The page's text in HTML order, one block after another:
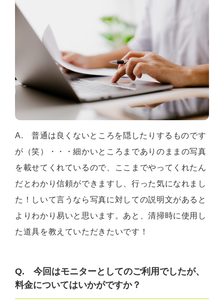
A. 普通は良くないところを隠したりするものです
が（笑）・・・細かいところまでありのままの写真
を載せてくれているので、ここまでやってくれたん
だとわかり信頼ができますし、行った気になれまし
た！しいて言うなら写真に対しての説明文があると
よりわかり易いと思います。あと、清掃時に使用し
た道具を教えていただきたいです！
Q. 今回はモニターとしてのご利用でしたが、
料金についてはいかがですか？